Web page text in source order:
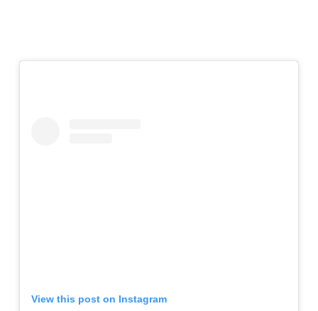
View this post on Instagram